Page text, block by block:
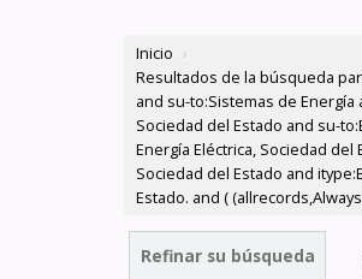
Inicio ›
Resultados de la búsqueda
and su-to:Sistemas de Energía
Sociedad del Estado and su-
Energía Eléctrica, Sociedad
Sociedad del Estado and
Estado. and (
Refinar su búsqueda